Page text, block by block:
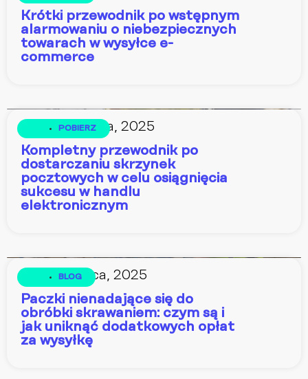
Krótki przewodnik po wstępnym
alarmowaniu o niebezpiecznych
towarach w wysyłce e-
commerce
POBIERZ
7 kwietnia, 2025
Kompletny przewodnik po
dostarczaniu skrzynek
pocztowych w celu osiągnięcia
sukcesu w handlu
elektronicznym
BLOG
18 marca, 2025
Paczki nienadające się do
obróbki skrawaniem: czym są i
jak uniknąć dodatkowych opłat
za wysyłkę